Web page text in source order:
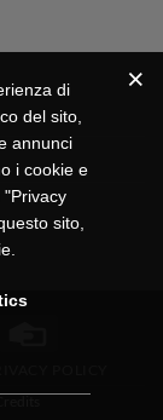
di
del sito,
annunci
i cookie e
sito,